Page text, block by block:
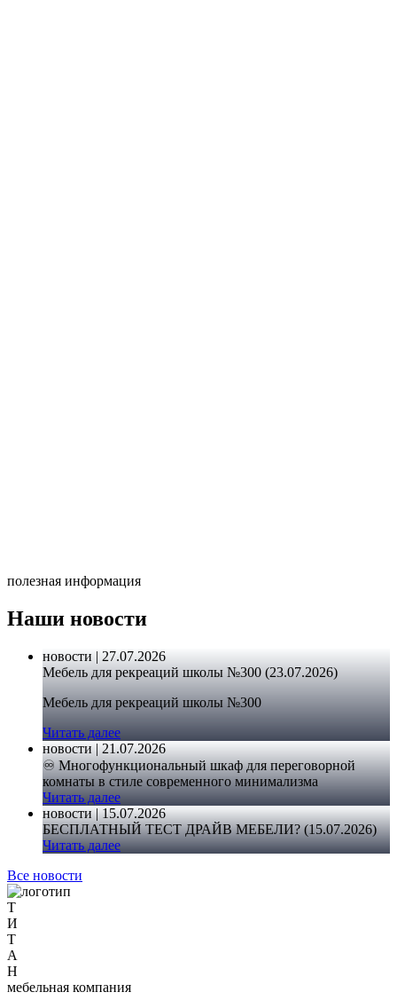
полезная информация
Наши новости
новости | 27.07.2026
Мебель для рекреаций школы №300 (23.07.2026)
Мебель для рекреаций школы №300
Читать далее
новости | 21.07.2026
♾️ Многофункциональный шкаф для переговорной
комнаты в стиле современного минимализма
Читать далее
новости | 15.07.2026
БЕСПЛАТНЫЙ ТЕСТ ДРАЙВ МЕБЕЛИ? (15.07.2026)
Читать далее
Все новости
Т
И
Т
А
Н
мебельная компания